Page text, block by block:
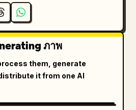
ภาพ
them, generate
it from one AI